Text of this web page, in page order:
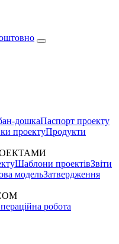
дошкаПаспорт проекту
проектуПродукти
Шаблони проектівЗвіти
модельЗатвердження
робота